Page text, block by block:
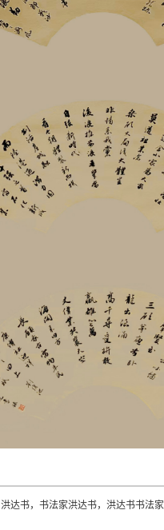
洪达书，书法家洪达书，洪达书书法家